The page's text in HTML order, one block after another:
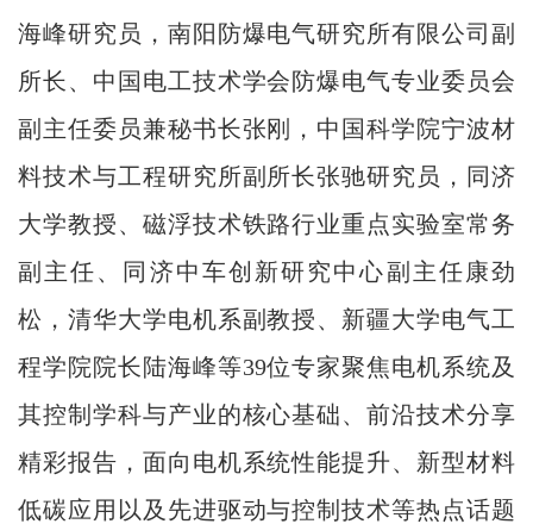
海峰研究员，南阳防爆电气研究所有限公司副
所长、中国电工技术学会防爆电气专业委员会
副主任委员兼秘书长张刚，中国科学院宁波材
料技术与工程研究所副所长张驰研究员，同济
大学教授、磁浮技术铁路行业重点实验室常务
副主任、同济中车创新研究中心副主任康劲
松，清华大学电机系副教授、新疆大学电气工
程学院院长陆海峰等39位专家聚焦电机系统及
其控制学科与产业的核心基础、前沿技术分享
精彩报告，面向电机系统性能提升、新型材料
低碳应用以及先进驱动与控制技术等热点话题